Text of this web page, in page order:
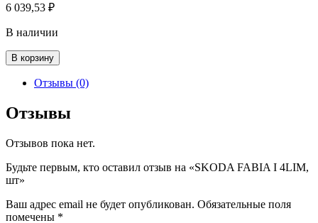
6 039,53 ₽
В наличии
Количество
товара
SKODA
I
4LIM,
В корзину
Отзывы (0)
Отзывы
Отзывов пока нет.
Будьте первым, кто оставил отзыв на «SKODA FABIA I 4LIM,
шт»
Ваш адрес email не будет опубликован. Обязательные поля
помечены *